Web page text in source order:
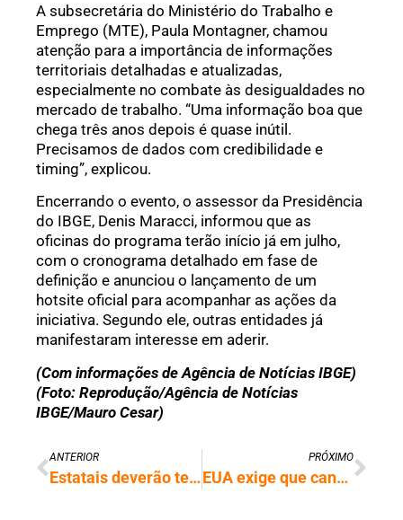
A subsecretária do Ministério do Trabalho e
Emprego (MTE), Paula Montagner, chamou
atenção para a importância de informações
territoriais detalhadas e atualizadas,
especialmente no combate às desigualdades no
mercado de trabalho. “Uma informação boa que
chega três anos depois é quase inútil.
Precisamos de dados com credibilidade e
timing”, explicou.
Encerrando o evento, o assessor da Presidência
do IBGE, Denis Maracci, informou que as
oficinas do programa terão início já em julho,
com o cronograma detalhado em fase de
definição e anunciou o lançamento de um
hotsite oficial para acompanhar as ações da
iniciativa. Segundo ele, outras entidades já
manifestaram interesse em aderir.
(Com informações de Agência de Notícias IBGE)
(Foto: Reprodução/Agência de Notícias
IBGE/Mauro Cesar)
ANTERIOR
Estatais deverão ter 30% de mulheres nos conselhos de administração
PRÓXIMO
EUA exige que candidatos a visto tenham redes sociais abertas